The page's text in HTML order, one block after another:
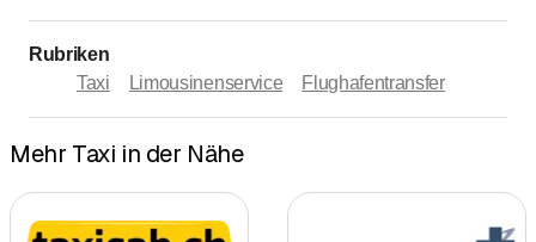
Rubriken
Taxi
Limousinenservice Flughafentransfer
Mehr Taxi in der Nähe